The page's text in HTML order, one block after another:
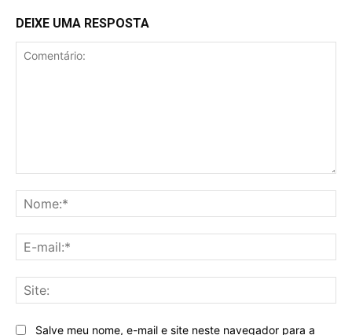
DEIXE UMA RESPOSTA
Salve meu nome, e-mail e site neste navegador para a